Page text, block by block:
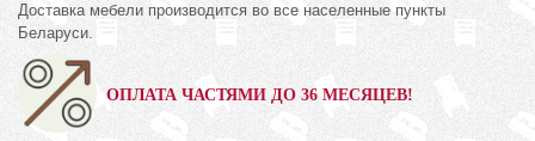
Доставка мебели производится во все населенные пункты
Беларуси.
ОПЛАТА ЧАСТЯМИ ДО 36 МЕСЯЦЕВ!